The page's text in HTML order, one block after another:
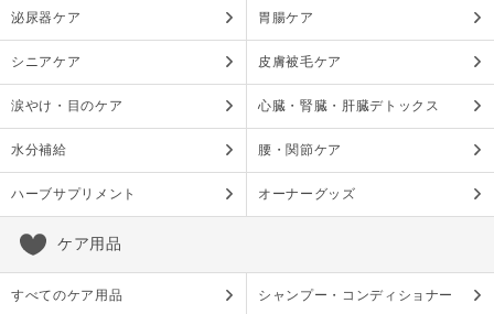
泌尿器ケア 胃腸ケア
シニアケア 皮膚被毛ケア
涙やけ・目のケア 心臓・腎臓・肝臓デトックス
水分補給 腰・関節ケア
ハーブサプリメント オーナーグッズ
ケア用品
すべてのケア用品 シャンプー・コンディショナー